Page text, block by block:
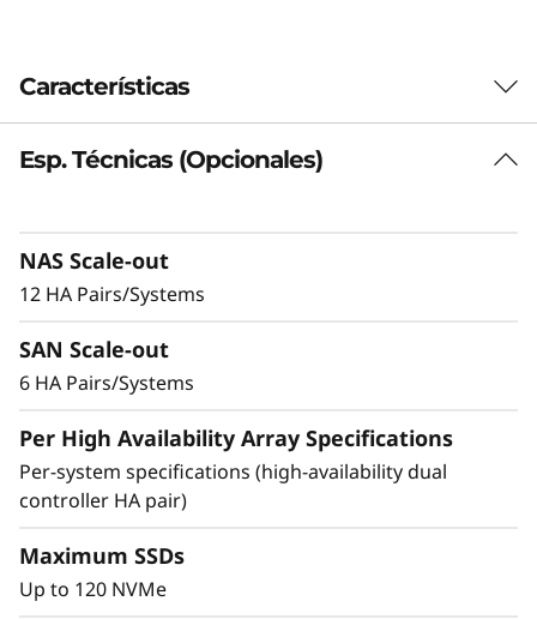
t
e
D
M
7
2
0
0
F
Características
Ofrece rendimiento y
excepcionales
rendimiento y capacidad, el DM7200F es hasta
2,5 veces más rápido que la generación
para organizaciones con aplicaciones de IA y
de misión crítica en entornos con limitaciones
Consiga una excepcional eficiencia en el
almacenamiento a la vez que ofrece el
Esp. Técnicas (Opcionales)
NAS Scale-out
12 HA Pairs/Systems
SAN Scale-out
6 HA Pairs/Systems
Per High Availability Array Specifications
Per-system specifications (high-availability dual
controller HA pair)
Maximum SSDs
Up to 120 NVMe